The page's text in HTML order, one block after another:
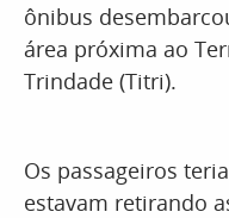
ônibus
área próxima ao
Trindade (Titri).
Os passageiros
estavam retirando